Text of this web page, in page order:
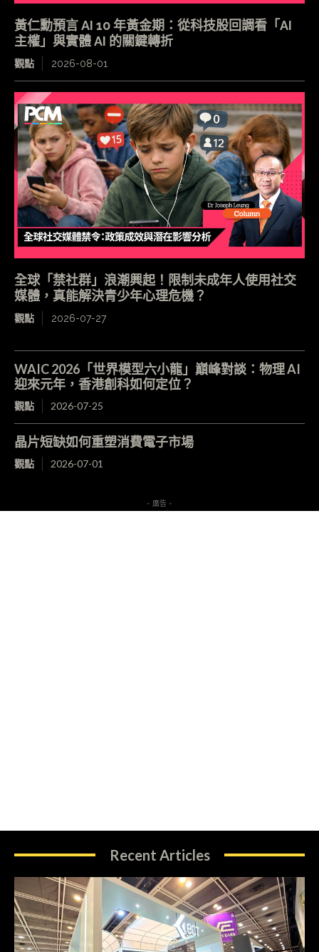
黃仁勳預言 AI 10 年黃金期：從科技股回調看「AI
主權」與實體 AI 的關鍵轉折
觀點 2026-08-01
全球「禁社群」浪潮興起！限制未成年人使用社交
媒體，真能解決青少年心理危機？
觀點 2026-07-27
WAIC 2026「世界模型六小龍」巔峰對談：物理 AI
迎來元年，香港創科如何定位？
觀點 2026-07-25
晶片短缺如何重塑消費電子市場
觀點 2026-07-01
- 廣告 -
Recent Articles